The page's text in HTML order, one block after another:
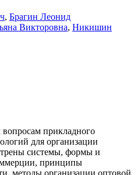
, Брагин Леонид
Викторовна, Никишин
прикладного
для организации
системы, формы и
принципы
методы организации оптовой